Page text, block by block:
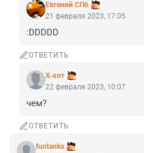
Евгений СПб
21 февраля 2023, 17:05
:DDDDD
ОТВЕТИТЬ
X-кот
22 февраля 2023, 10:07
чем?
ОТВЕТИТЬ
funtanka